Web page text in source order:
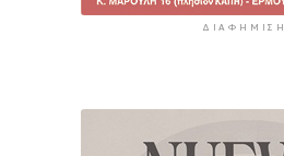
ΔΙΑΦΉΜΙΣΗ